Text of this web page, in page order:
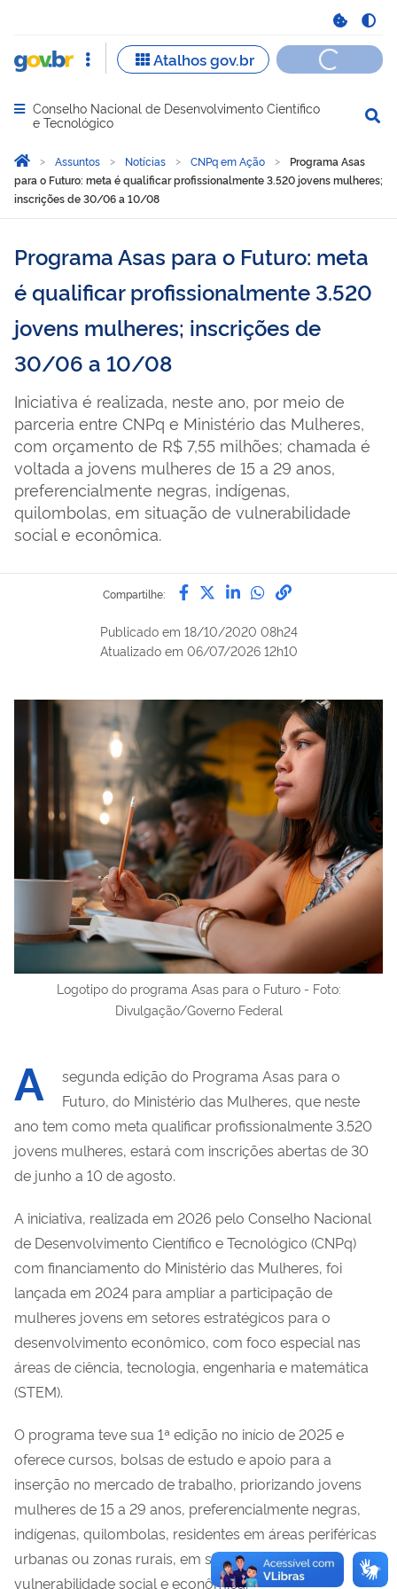
Abrir menu principal de navegação
Conselho Nacional de Desenvolvimento Científico
e Tecnológico
Você está aqui:
Página Inicial
Assuntos Notícias CNPq em Ação
Programa Asas
para o Futuro: meta é qualificar profissionalmente 3.520 jovens mulheres;
inscrições de 30/06 a 10/08
Programa Asas para o Futuro: meta
é qualificar profissionalmente 3.520
jovens mulheres; inscrições de
30/06 a 10/08
Iniciativa é realizada, neste ano, por meio de
parceria entre CNPq e Ministério das Mulheres,
com orçamento de R$ 7,55 milhões; chamada é
voltada a jovens mulheres de 15 a 29 anos,
preferencialmente negras, indígenas,
quilombolas, em situação de vulnerabilidade
social e econômica.
Compartilhe: Compartilhe por Facebook
Compartilhe por Twitter
Compartilhe por
Compartilhe
link para
Publicado em 18/10/2020 08h24
Atualizado em 06/07/2026 12h10
Logotipo do programa Asas para o Futuro - Foto:
Divulgação/Governo Federal
A
segunda edição do Programa Asas para o
Futuro, do Ministério das Mulheres, que neste
ano tem como meta qualificar profissionalmente 3.520
jovens mulheres, estará com inscrições abertas de 30
de junho a 10 de agosto.
A iniciativa, realizada em 2026 pelo Conselho Nacional
de Desenvolvimento Científico e Tecnológico (CNPq)
com financiamento do Ministério das Mulheres, foi
lançada em 2024 para ampliar a participação de
mulheres jovens em setores estratégicos para o
desenvolvimento econômico, com foco especial nas
áreas de ciência, tecnologia, engenharia e matemática
(STEM).
O programa teve sua 1ª edição no início de 2025 e
oferece cursos, bolsas de estudo e apoio para a
inserção no mercado de trabalho, priorizando jovens
mulheres de 15 a 29 anos, preferencialmente negras,
indígenas, quilombolas, residentes em áreas periféricas
urbanas ou zonas rurais, em situação de
vulnerabilidade social e econômica.